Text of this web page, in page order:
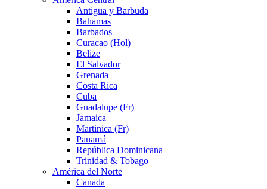
Antigua y Barbuda
Bahamas
Barbados
Curacao (Hol)
Belize
El Salvador
Grenada
Costa Rica
Cuba
Guadalupe (Fr)
Jamaica
Martinica (Fr)
Panamá
República Dominicana
Trinidad & Tobago
América del Norte
Canada